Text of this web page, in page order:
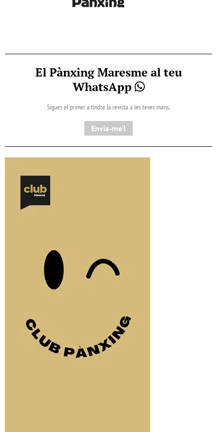
El Pànxing Maresme al teu
WhatsApp
Sigues el primer a tindre la revista a les teves mans.
Envia-me'l